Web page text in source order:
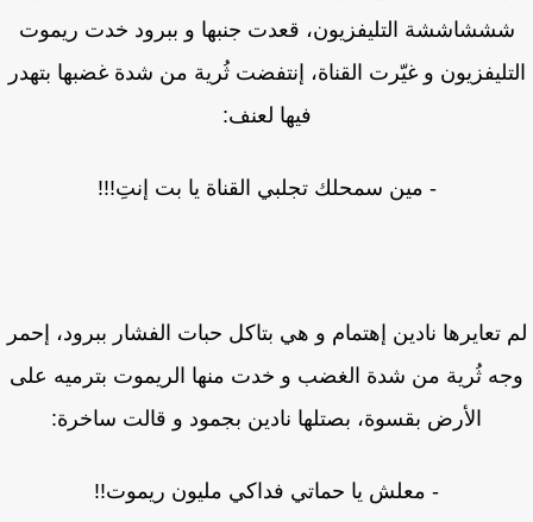
التليفزيون، قعدت جنبها و ببرود خدت ريموت
و غيّرت القناة، إنتفضت ثُرية من شدة غضبها بتهدر
فيها لعنف:
- مين سمحلك تجلبي القناة يا بت إنتِ!!!
تعايرها نادين إهتمام و هي بتاكل حبات الفشار ببرود، إحمر
ثُرية من شدة الغضب و خدت منها الريموت بترميه على
الأرض بقسوة، بصتلها نادين بجمود و قالت ساخرة:
- معلش يا حماتي فداكي مليون ريموت!!